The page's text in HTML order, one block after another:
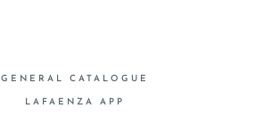
GENERAL CATALOGUE
LAFAENZA APP